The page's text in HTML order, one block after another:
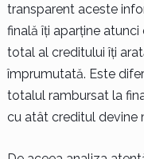
transparent aceste
finală îți aparține
total al creditului îți
împrumutată. Este
totalul rambursat la
cu atât creditul devine